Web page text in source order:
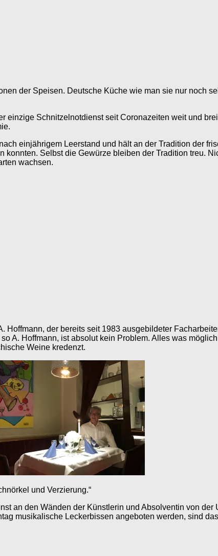
der Speisen. Deutsche Küche wie man sie nur noch
einzige Schnitzelnotdienst seit Coronazeiten weit und
einjährigem Leerstand und hält an der Tradition der
Selbst die Gewürze bleiben der Tradition treu.
wachsen.
der bereits seit 1983 ausgebildeter
A. Hoffmann, ist absolut kein Problem. Alles was
Weine kredenzt.
und Verzierung.“
an den Wänden der Künstlerin und Absolventin von
musikalische Leckerbissen angeboten werden, sind